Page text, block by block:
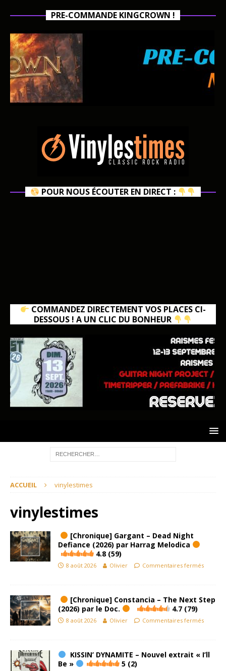
PRE-COMMANDE KINGCROWN !
POUR NOUS ÉCOUTER EN DIRECT :
COMMANDEZ DIRECTEMENT VOS PLACES CI-
DESSOUS ! A UN CLIC DU BONHEUR
ACCUEIL vinylestimes
vinylestimes
[Chronique] Gargant – Dead Night
Defiance (2026) par Harrag Melodica
4.8 (59)
8 août 2026 Olivier Commentaires fermés
[Chronique] Constancia – The Next Step
(2026) par le Doc.
4.7 (79)
8 août 2026 Olivier Commentaires fermés
KISSIN’ DYNAMITE – Nouvel extrait « I’ll
Be »
5 (2)